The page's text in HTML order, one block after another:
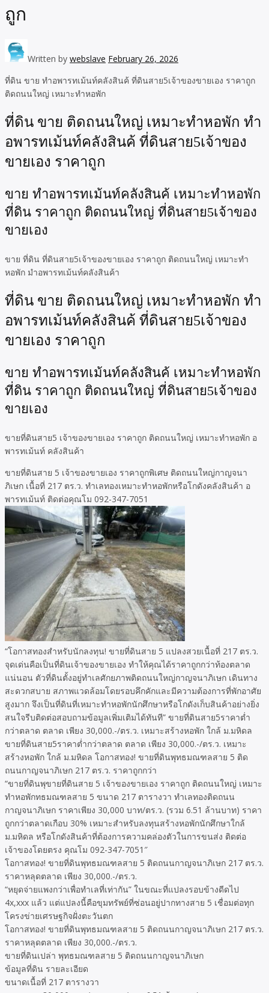
ถูก
Written by webslave February 26, 2026
ที่ดิน ขาย ทำอพารทเม้นท์คลังสินค้ ที่ดินสาย5เจ้าของขายเอง ราคาถูก
ติดถนนใหญ่ เหมาะทำหอพัก
ที่ดิน ขาย ติดถนนใหญ่ เหมาะทำหอพัก ทำ
อพารทเม้นท์คลังสินค้ ที่ดินสาย5เจ้าของ
ขายเอง ราคาถูก
ขาย ทำอพารทเม้นท์คลังสินค้ เหมาะทำหอพัก
ที่ดิน ราคาถูก ติดถนนใหญ่ ที่ดินสาย5เจ้าของ
ขายเอง
ขาย ที่ดิน ที่ดินสาย5เจ้าของขายเอง ราคาถูก ติดถนนใหญ่ เหมาะทำ
หอพัก มำอพารทเม้นท์คลังสินค้า
ที่ดิน ขาย ติดถนนใหญ่ เหมาะทำหอพัก ทำ
อพารทเม้นท์คลังสินค้ ที่ดินสาย5เจ้าของ
ขายเอง ราคาถูก
ขาย ทำอพารทเม้นท์คลังสินค้ เหมาะทำหอพัก
ที่ดิน ราคาถูก ติดถนนใหญ่ ที่ดินสาย5เจ้าของ
ขายเอง
ขายที่ดินสาย5 เจ้าของขายเอง ราคาถูก ติดถนนใหญ่ เหมาะทำหอพัก อ
พารทเม้นท์ คลังสินค้า
ขายที่ดินสาย 5 เจ้าของขายเอง ราคาถูกพิเศษ ติดถนนใหญ่กาญจนา
ภิเษก เนื้อที่ 217 ตร.ว. ทำเลทองเหมาะทำหอพักหรือโกดังคลังสินค้า อ
พารทเม้นท์ ติดต่อคุณโม 092-347-7051
“โอกาสทองสำหรับนักลงทุน! ขายที่ดินสาย 5 แปลงสวยเนื้อที่ 217 ตร.ว.
จุดเด่นคือเป็นที่ดินเจ้าของขายเอง ทำให้คุณได้ราคาถูกกว่าท้องตลาด
แน่นอน ตัวที่ดินตั้งอยู่ทำเลศักยภาพติดถนนใหญ่กาญจนาภิเษก เดินทาง
สะดวกสบาย สภาพแวดล้อมโดยรอบคึกคักและมีความต้องการที่พักอาศัย
สูงมาก จึงเป็นที่ดินที่เหมาะทำหอพักนักศึกษาหรือโกดังเก็บสินค้าอย่างยิ่ง
สนใจรีบติดต่อสอบถามข้อมูลเพิ่มเติมได้ทันที” ขายที่ดินสาย5ราคาต่ำ
กว่าตลาด ตลาด เพียง 30,000.-/ตร.ว. เหมาะสร้างหอพัก ใกล้ ม.มหิดล
ขายที่ดินสาย5ราคาต่ำกว่าตลาด ตลาด เพียง 30,000.-/ตร.ว. เหมาะ
สร้างหอพัก ใกล้ ม.มหิดล โอกาสทอง! ขายที่ดินพุทธมณฑลสาย 5 ติด
ถนนกาญจนาภิเษก 217 ตร.ว. ราคาถูกกว่า
“ขายที่ดินพุขายที่ดินสาย 5 เจ้าของขายเอง ราคาถูก ติดถนนใหญ่ เหมาะ
ทำหอพักทธมณฑลสาย 5 ขนาด 217 ตารางวา ทำเลทองติดถนน
กาญจนาภิเษก ราคาเพียง 30,000 บาท/ตร.ว. (รวม 6.51 ล้านบาท) ราคา
ถูกกว่าตลาดเกือบ 30% เหมาะสำหรับลงทุนสร้างหอพักนักศึกษาใกล้
ม.มหิดล หรือโกดังสินค้าที่ต้องการความคล่องตัวในการขนส่ง ติดต่อ
เจ้าของโดยตรง คุณโม 092-347-7051″
โอกาสทอง! ขายที่ดินพุทธมณฑลสาย 5 ติดถนนกาญจนาภิเษก 217 ตร.ว.
ราคาหลุดตลาด เพียง 30,000.-/ตร.ว.
“หยุดจ่ายแพงกว่าเพื่อทำเลที่เท่ากัน” ในขณะที่แปลงรอบข้างดีดไป
4x,xxx แล้ว แต่แปลงนี้คือขุมทรัพย์ที่ซ่อนอยู่ปากทางสาย 5 เชื่อมต่อทุก
โครงข่ายเศรษฐกิจฝั่งตะวันตก
โอกาสทอง! ขายที่ดินพุทธมณฑลสาย 5 ติดถนนกาญจนาภิเษก 217 ตร.ว.
ราคาหลุดตลาด เพียง 30,000.-/ตร.ว.
ขายที่ดินเปล่า พุทธมณฑลสาย 5 ติดถนนกาญจนาภิเษก
ข้อมูลที่ดิน รายละเอียด
ขนาดเนื้อที่ 217 ตารางวา